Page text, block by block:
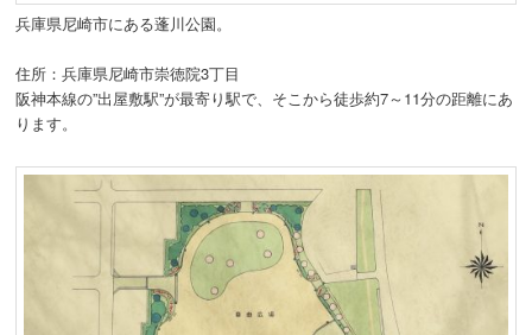
兵庫県尼崎市にある蓬川公園。
住所：兵庫県尼崎市崇徳院3丁目
阪神本線の”出屋敷駅”が最寄り駅で、そこから徒歩約7～11分の距離にあ
ります。